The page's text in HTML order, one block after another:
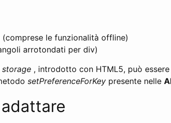
(comprese le funzionalità offline)
arrotondati per div)
, introdotto con HTML5, può
setPreferenceForKey presente nelle